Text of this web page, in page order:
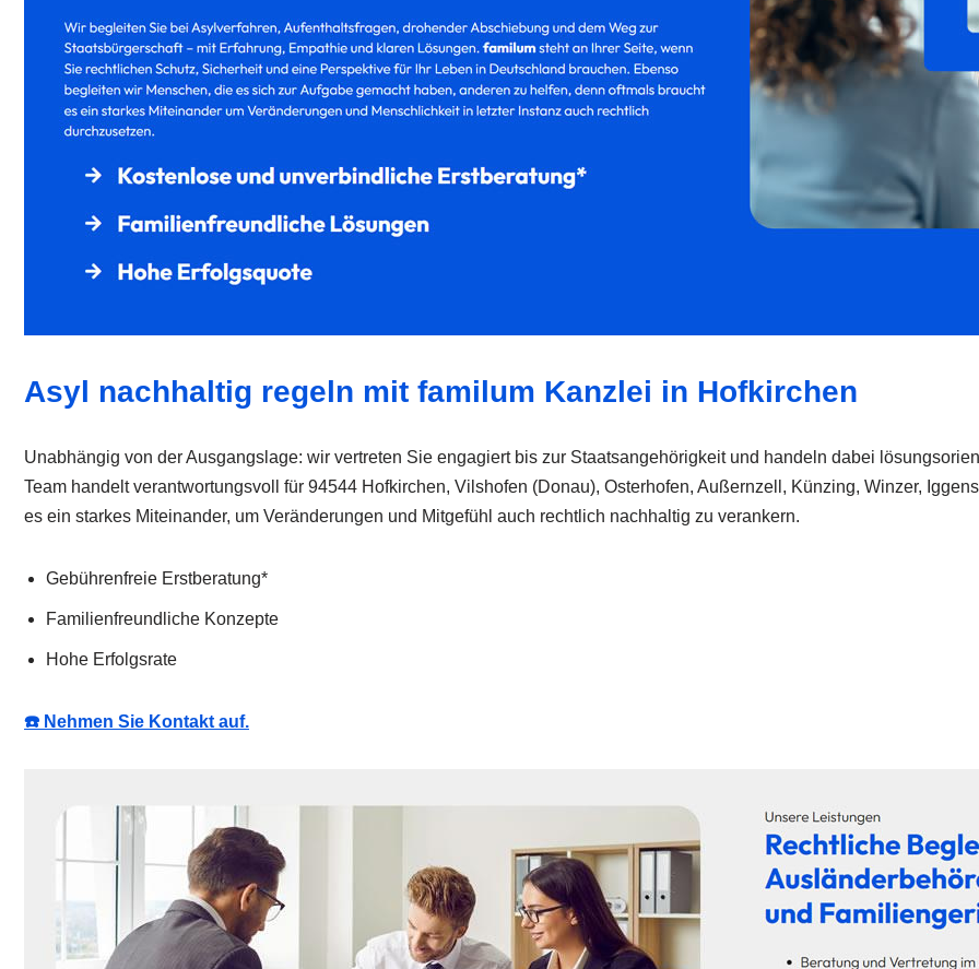
Asyl nachhaltig regeln mit familum Kanzlei in Hofkirchen
Unabhängig von der Ausgangslage: wir vertreten Sie engagiert bis zur Staatsangehörigkeit und handeln dabei
Team handelt verantwortungsvoll für 94544 Hofkirchen, Vilshofen (Donau), Osterhofen, Außernzell, Künzing, Winzer,
es ein starkes Miteinander, um Veränderungen und Mitgefühl auch rechtlich nachhaltig zu verankern.
Gebührenfreie Erstberatung*
Familienfreundliche Konzepte
Hohe Erfolgsrate
☎️ Nehmen Sie Kontakt auf.